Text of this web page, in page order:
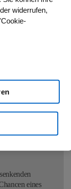
und Ärzte
Sie die Details zu
des
eines
widerrufen,